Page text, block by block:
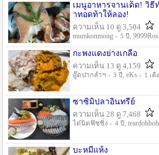
เมนูอาหารจานเด็ด! วิ
าทอดท้าให้ลอง!
ความเห็น 10 ดู 3,504
mumkonmong - 5 ปี ,
กะพงแดงย่างเกลือ
ความเห็น 13 ดู 4,159
อู๊ดปากลำฯ - 3 ปี , eKs - 1 เดื
ซาซิมิปลาอินทรีย์
ความเห็น 28 ดู 7,468
ไต๋นิตฟิชชิ่ง - 4 ปี ,
บะหมี่แห้ง